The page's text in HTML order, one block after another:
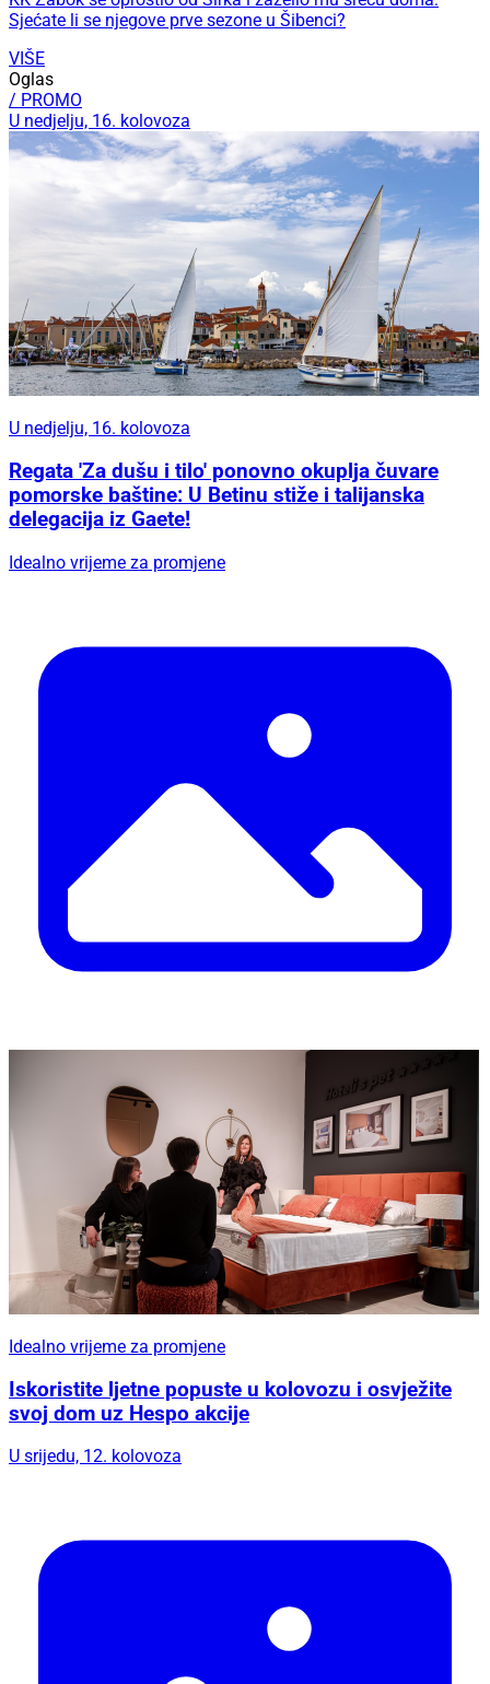
Sjećate li se njegove prve sezone u Šibenci?
VIŠE
Oglas
/ PROMO
U nedjelju, 16. kolovoza
U nedjelju, 16. kolovoza
Regata 'Za dušu i tilo' ponovno okuplja čuvare
pomorske baštine: U Betinu stiže i talijanska
delegacija iz Gaete!
Idealno vrijeme za promjene
Idealno vrijeme za promjene
Iskoristite ljetne popuste u kolovozu i osvježite
svoj dom uz Hespo akcije
U srijedu, 12. kolovoza